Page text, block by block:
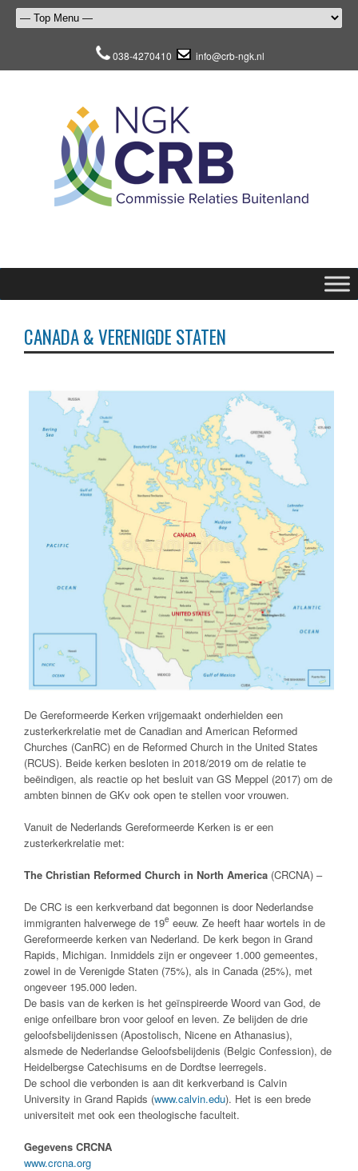
038-4270410 info@crb-ngk.nl
CANADA & VERENIGDE STATEN
De Gereformeerde Kerken vrijgemaakt onderhielden een
zusterkerkrelatie met de Canadian and American Reformed
Churches (CanRC) en de Reformed Church in the United States
(RCUS). Beide kerken besloten in 2018/2019 om de relatie te
beëindigen, als reactie op het besluit van GS Meppel (2017) om de
ambten binnen de GKv ook open te stellen voor vrouwen.
Vanuit de Nederlands Gereformeerde Kerken is er een
zusterkerkrelatie met:
The Christian Reformed Church in North America (CRCNA) –
De CRC is een kerkverband dat begonnen is door Nederlandse
immigranten halverwege de 19e eeuw. Ze heeft haar wortels in de
Gereformeerde kerken van Nederland. De kerk begon in Grand
Rapids, Michigan. Inmiddels zijn er ongeveer 1.000 gemeentes,
zowel in de Verenigde Staten (75%), als in Canada (25%), met
ongeveer 195.000 leden.
De basis van de kerken is het geïnspireerde Woord van God, de
enige onfeilbare bron voor geloof en leven. Ze belijden de drie
geloofsbelijdenissen (Apostolisch, Nicene en Athanasius),
alsmede de Nederlandse Geloofsbelijdenis (Belgic Confession), de
Heidelbergse Catechisums en de Dordtse leerregels.
De school die verbonden is aan dit kerkverband is Calvin
University in Grand Rapids (www.calvin.edu). Het is een brede
universiteit met ook een theologische faculteit.
Gegevens CRCNA
www.crcna.org